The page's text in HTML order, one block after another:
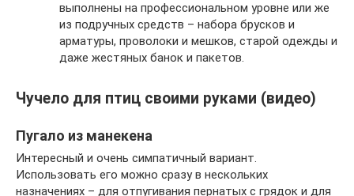
выполнены на профессиональном уровне или же
из подручных средств – набора брусков и
арматуры, проволоки и мешков, старой одежды и
даже жестяных банок и пакетов.
Чучело для птиц своими руками (видео)
Пугало из манекена
Интересный и очень симпатичный вариант.
Использовать его можно сразу в нескольких
назначениях – для отпугивания пернатых с грядок и для